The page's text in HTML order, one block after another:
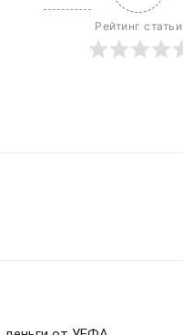
Рейтинг статьи